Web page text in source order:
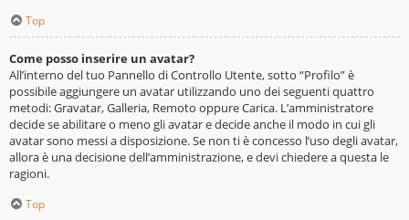
Top
Come posso inserire un avatar?
All’interno del tuo Pannello di Controllo Utente, sotto “Profilo” è
possibile aggiungere un avatar utilizzando uno dei seguenti quattro
metodi: Gravatar, Galleria, Remoto oppure Carica. L’amministratore
decide se abilitare o meno gli avatar e decide anche il modo in cui gli
avatar sono messi a disposizione. Se non ti è concesso l’uso degli avatar,
allora è una decisione dell’amministrazione, e devi chiedere a questa le
ragioni.
Top